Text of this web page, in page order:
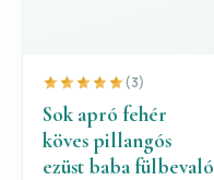
(3)
Sok apró fehér
köves pillangós
ezüst baba fülbevaló